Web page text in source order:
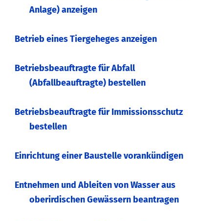
Anlage) anzeigen
Betrieb eines Tiergeheges anzeigen
Betriebsbeauftragte für Abfall
(Abfallbeauftragte) bestellen
Betriebsbeauftragte für Immissionsschutz
bestellen
Einrichtung einer Baustelle vorankündigen
Entnehmen und Ableiten von Wasser aus
oberirdischen Gewässern beantragen